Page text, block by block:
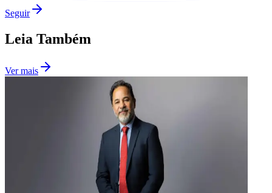
Seguir
Leia Também
Ver mais